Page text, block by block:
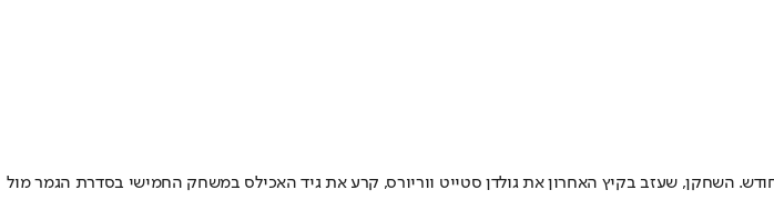
השחקן, שעזב בקיץ האחרון את גולדן סטייט ווריורס, קרע את גיד האכילס במשחק החמישי בסדרת הגמר מול